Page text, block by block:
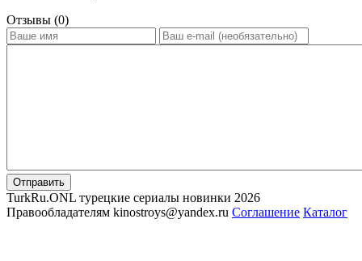
Отзывы (0)
Отправить
TurkRu.ONL турецкие сериалы новинки 2026
Правообладателям kinostroys@yandex.ru Соглашение Каталог